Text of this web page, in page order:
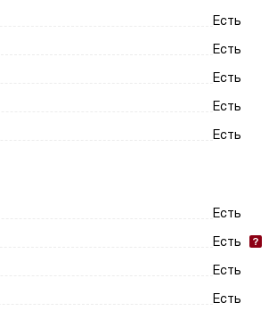
Есть
Есть
Есть
Есть
Есть
Есть
Есть
Есть
Есть